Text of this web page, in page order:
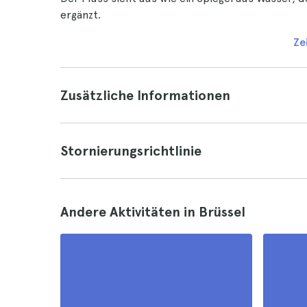
ergänzt.
Zusätzliche Informationen
Stornierungsrichtlinie
Andere Aktivitäten in Brüssel